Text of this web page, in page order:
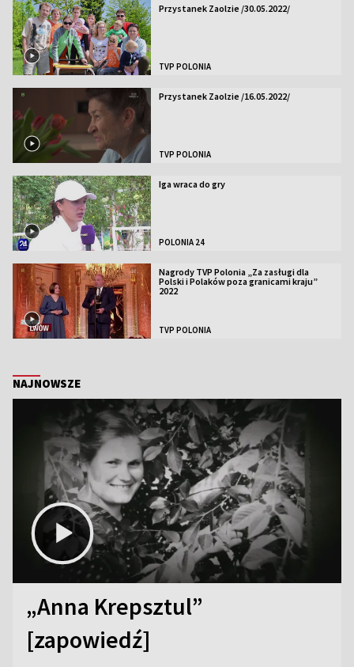
Przystanek Zaolzie /30.05.2022/
TVP POLONIA
Przystanek Zaolzie /16.05.2022/
TVP POLONIA
Iga wraca do gry
POLONIA 24
Nagrody TVP Polonia „Za zasługi dla
Polski i Polaków poza granicami kraju”
2022
TVP POLONIA
NAJNOWSZE
„Anna Krepsztul”
[zapowiedź]